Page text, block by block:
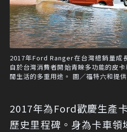
2017年Ford Ranger在台灣總銷量成
自於台灣消費者開始青睞多功能的皮
閒生活的多重用途。 圖／福特六和提供
2017年為Ford歡慶生產
歷史里程碑。身為卡車